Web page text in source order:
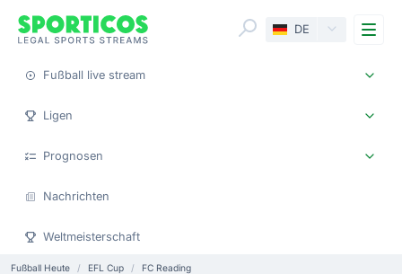
DE
Fußball live stream
Ligen
Prognosen
Nachrichten
Weltmeisterschaft
Fußball Heute EFL Cup FC Reading